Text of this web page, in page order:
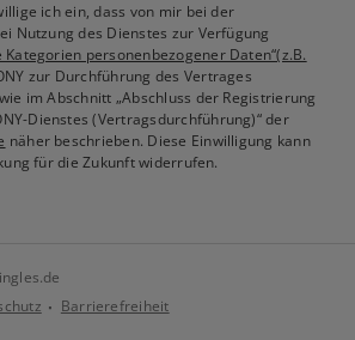
ich ein, dass von mir bei der
Nutzung des Dienstes zur Verfügung
Kategorien personenbezogener Daten“(z.B.
zur Durchführung des Vertrages
im Abschnitt „Abschluss der Registrierung
Dienstes (Vertragsdurchführung)“ der
näher beschrieben. Diese Einwilligung kann
für die Zukunft widerrufen.
Barrierefreiheit